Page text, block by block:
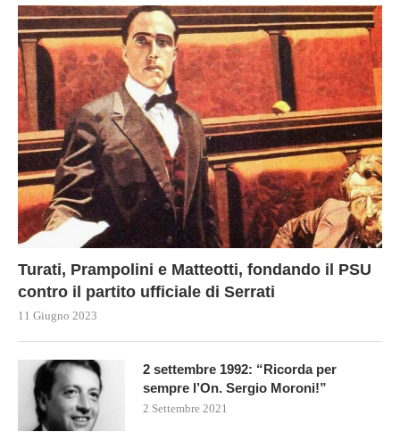
Turati, Prampolini e Matteotti, fondando il PSU
contro il partito ufficiale di Serrati
11 Giugno 2023
2 settembre 1992: “Ricorda per
sempre l’On. Sergio Moroni!”
2 Settembre 2021